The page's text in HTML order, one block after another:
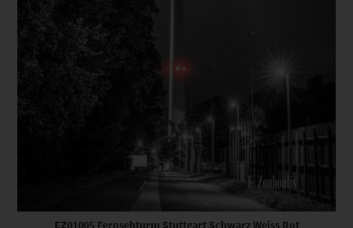
EZ01005 Fernsehturm Stuttgart Schwarz Weiss Rot